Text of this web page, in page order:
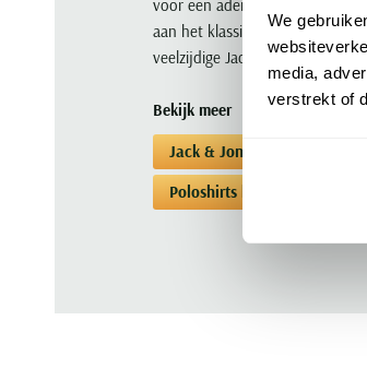
We
media,
verstrekt of
voor een ademend en elastisch
aan het klassieke ontwerp.
veelzijdige Jack & Jones
Bekijk meer
Jack & Jones
Poloshirts korte mouwen